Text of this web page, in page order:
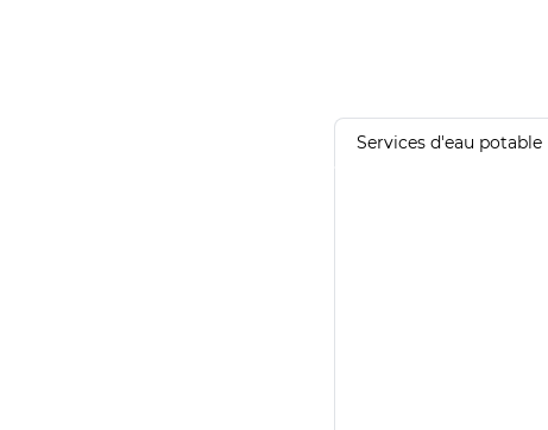
Services d'eau potable